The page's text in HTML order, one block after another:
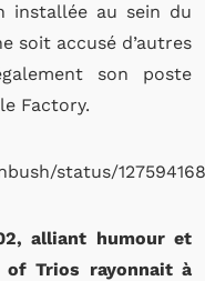
installée au sein du
soit accusé d’autres
son poste
Factory.
status/
alliant humour et
of Trios rayonnait à